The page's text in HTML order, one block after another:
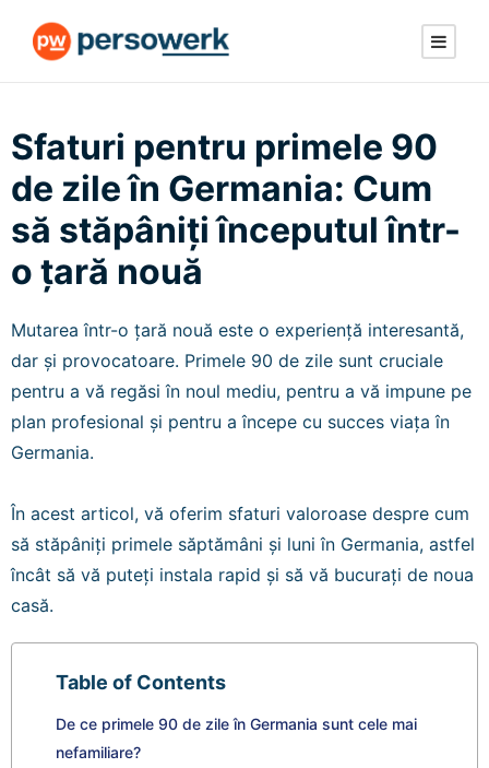
Sfaturi pentru primele 90
de zile în Germania: Cum
să stăpâniți începutul într-
o țară nouă
Mutarea într-o țară nouă este o experiență interesantă,
dar și provocatoare. Primele 90 de zile sunt cruciale
pentru a vă regăsi în noul mediu, pentru a vă impune pe
plan profesional și pentru a începe cu succes viața în
Germania.
În acest articol, vă oferim sfaturi valoroase despre cum
să stăpâniți primele săptămâni și luni în Germania, astfel
încât să vă puteți instala rapid și să vă bucurați de noua
casă.
Table of Contents
De ce primele 90 de zile în Germania sunt cele mai
nefamiliare?